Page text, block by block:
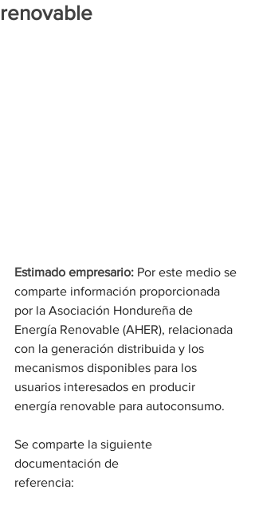
renovable
Estimado empresario: Por este medio se
comparte información proporcionada
por la Asociación Hondureña de
Energía Renovable (AHER), relacionada
con la generación distribuida y los
mecanismos disponibles para los
usuarios interesados en producir
energía renovable para autoconsumo.
Se comparte la siguiente
documentación de
referencia: